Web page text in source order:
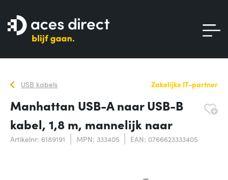
USB kabels Zakelijke IT-partner
Manhattan USB-A naar USB-B
kabel, 1,8 m, mannelijk naar
Artikelnr: 6189191 MPN: 333405 EAN: 0766623333405